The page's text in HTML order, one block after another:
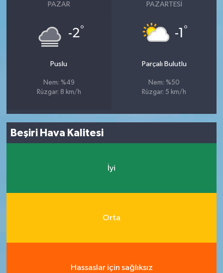
PAZAR
-2°
Puslu
Nem: %49
Rüzgar: 8 km/h
PAZARTESI
-1 °
Parçalı Bulutlu
Nem: %50
Rüzgar: 5 km/h
Beşiri Hava Kalitesi
İyi
Orta
Hassaslar için sağlıksız